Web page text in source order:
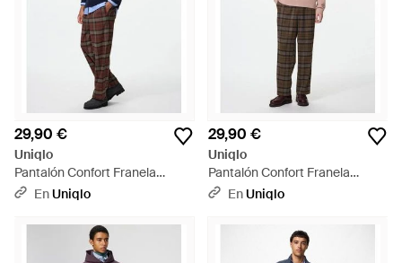
29,90 €
Uniqlo
Pantalón Confort Franela
Tobillero Cuadros - Azul
EnUniqlo
29,90 €
Uniqlo
Pantalón Confort Franela
Tobillero Cuadros - Rosa
EnUniqlo